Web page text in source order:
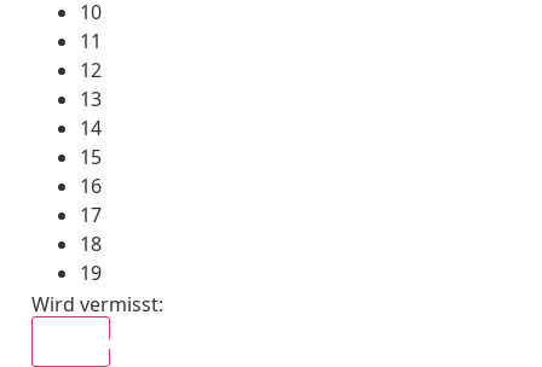
10
11
12
13
14
15
16
17
18
19
Wird vermisst: